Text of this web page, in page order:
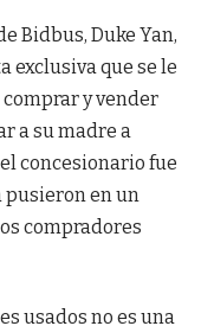
Bidbus, Duke Yan,
exclusiva que se le
y vender
a su madre a
concesionario fue
pusieron en un
compradores
usados ​​no es una